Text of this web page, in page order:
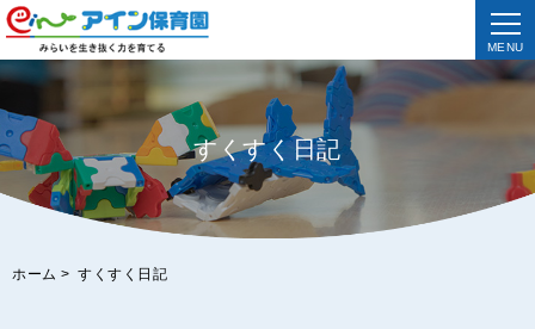
MENU
すくすく日記
ホーム > すくすく日記